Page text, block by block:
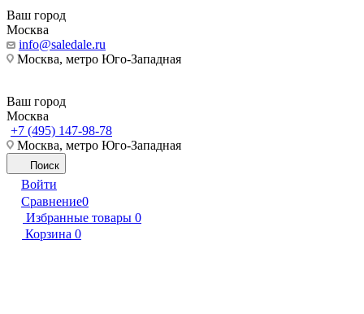
Ваш город
Москва
info@saledale.ru
Москва, метро Юго-Западная
Ваш город
Москва
+7 (495) 147-98-78
Москва, метро Юго-Западная
Поиск
Войти
Сравнение0
Избранные товары 0
Корзина 0